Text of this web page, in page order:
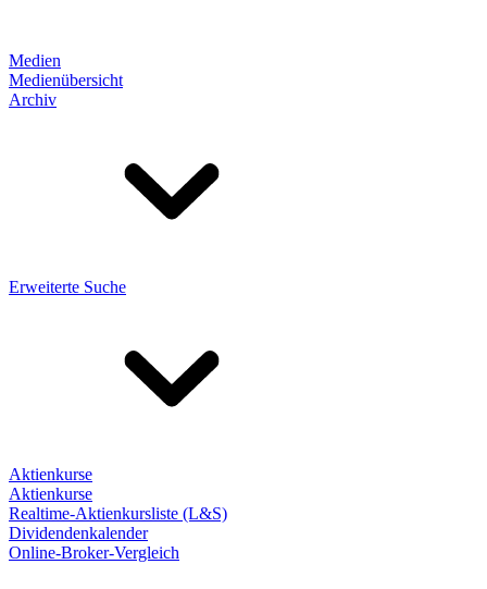
Medien
Medienübersicht
Archiv
Erweiterte Suche
Aktienkurse
Aktienkurse
Realtime-Aktienkursliste (L&S)
Dividendenkalender
Online-Broker-Vergleich